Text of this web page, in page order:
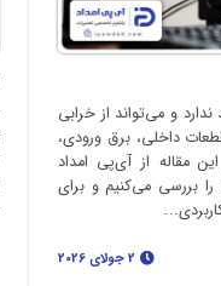
و می‌تواند از خرابی
داخلی، برق ورودی،
مقاله از آی‌پی امداد
بررسی می‌کنیم و برای